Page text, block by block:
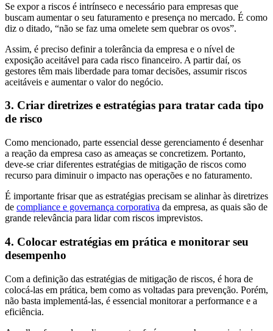
Se expor a riscos é intrínseco e necessário para empresas que
buscam aumentar o seu faturamento e presença no mercado. É como
diz o ditado, “não se faz uma omelete sem quebrar os ovos”.
Assim, é preciso definir a tolerância da empresa e o nível de
exposição aceitável para cada risco financeiro. A partir daí, os
gestores têm mais liberdade para tomar decisões, assumir riscos
aceitáveis e aumentar o valor do negócio.
3. Criar diretrizes e estratégias para tratar cada tipo
de risco
Como mencionado, parte essencial desse gerenciamento é desenhar
a reação da empresa caso as ameaças se concretizem. Portanto,
deve-se criar diferentes estratégias de mitigação de riscos como
recurso para diminuir o impacto nas operações e no faturamento.
É importante frisar que as estratégias precisam se alinhar às diretrizes
de compliance e governança corporativa da empresa, as quais são de
grande relevância para lidar com riscos imprevistos.
4. Colocar estratégias em prática e monitorar seu
desempenho
Com a definição das estratégias de mitigação de riscos, é hora de
colocá-las em prática, bem como as voltadas para prevenção. Porém,
não basta implementá-las, é essencial monitorar a performance e a
eficiência.